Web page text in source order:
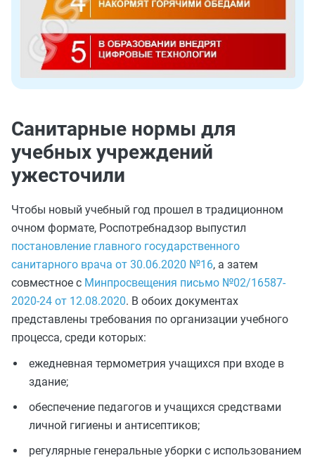
Санитарные нормы для
учебных учреждений
ужесточили
Чтобы новый учебный год прошел в традиционном
очном формате, Роспотребнадзор выпустил
постановление главного государственного
санитарного врача от 30.06.2020 №16, а затем
совместное с Минпросвещения письмо №02/16587-
2020-24 от 12.08.2020. В обоих документах
представлены требования по организации учебного
процесса, среди которых:
ежедневная термометрия учащихся при входе в
здание;
обеспечение педагогов и учащихся средствами
личной гигиены и антисептиков;
регулярные генеральные уборки с использованием